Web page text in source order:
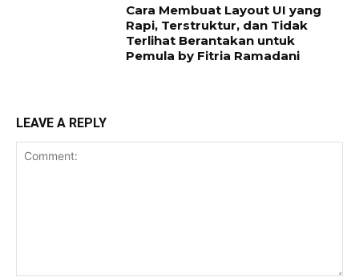
Cara Membuat Layout UI yang
Rapi, Terstruktur, dan Tidak
Terlihat Berantakan untuk
Pemula by Fitria Ramadani
LEAVE A REPLY